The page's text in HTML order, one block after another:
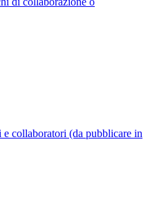
e collaboratori (da pubblicare in